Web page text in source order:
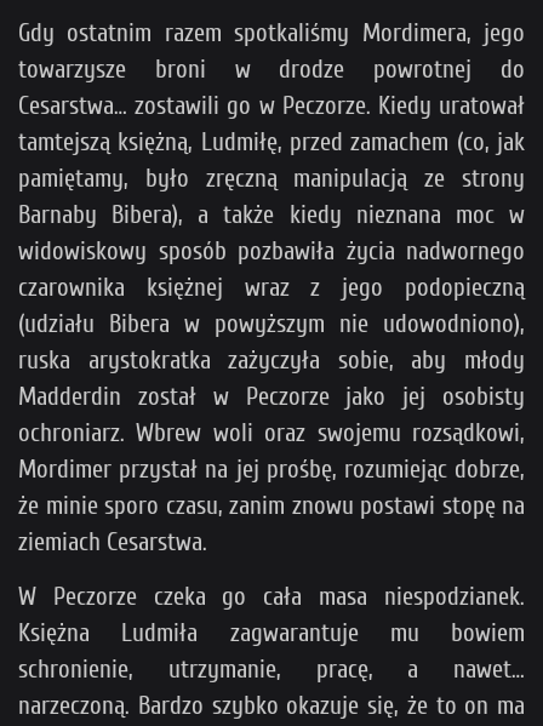
Gdy ostatnim razem spotkaliśmy Mordimera, jego
towarzysze broni w drodze powrotnej do
Cesarstwa… zostawili go w Peczorze. Kiedy uratował
tamtejszą księżną, Ludmiłę, przed zamachem (co, jak
pamiętamy, było zręczną manipulacją ze strony
Barnaby Bibera), a także kiedy nieznana moc w
widowiskowy sposób pozbawiła życia nadwornego
czarownika księżnej wraz z jego podopieczną
(udziału Bibera w powyższym nie udowodniono),
ruska arystokratka zażyczyła sobie, aby młody
Madderdin został w Peczorze jako jej osobisty
ochroniarz. Wbrew woli oraz swojemu rozsądkowi,
Mordimer przystał na jej prośbę, rozumiejąc dobrze,
że minie sporo czasu, zanim znowu postawi stopę na
ziemiach Cesarstwa.
W Peczorze czeka go cała masa niespodzianek.
Księżna Ludmiła zagwarantuje mu bowiem
schronienie, utrzymanie, pracę, a nawet…
narzeczoną. Bardzo szybko okazuje się, że to on ma